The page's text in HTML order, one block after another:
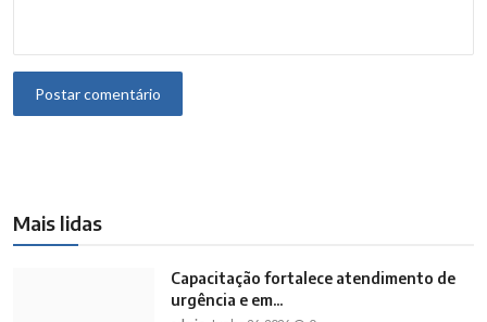
Postar comentário
Mais lidas
Capacitação fortalece atendimento de
urgência e em...